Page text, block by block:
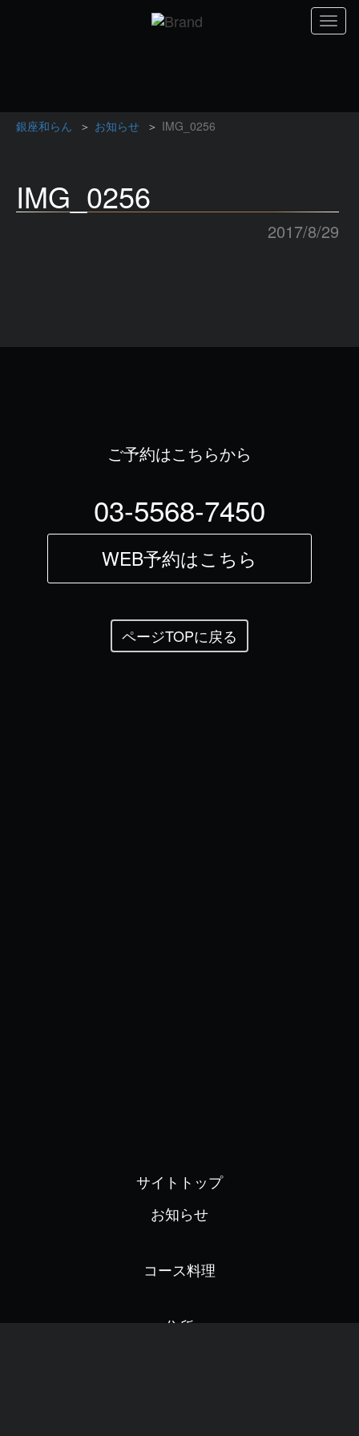
銀座和らん お知らせ IMG_0256
IMG_0256
2017/8/29
ご予約はこちらから
03-5568-7450
WEB予約はこちら
ページTOPに戻る
サイトトップ
お知らせ
コース料理
住所